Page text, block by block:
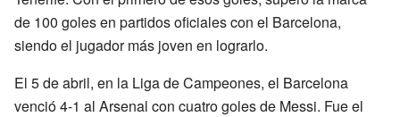
de 100 goles en partidos oficiales con el Barcelona,
siendo el jugador más joven en lograrlo.
El 5 de abril, en la Liga de Campeones, el Barcelona
venció 4-1 al Arsenal con cuatro goles de Messi. Fue el